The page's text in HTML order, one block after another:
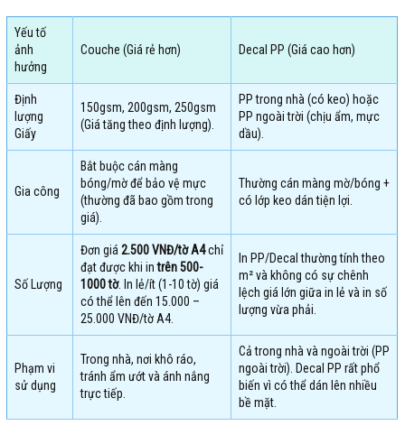
Yếu tố
ảnh
hưởng
Couche (Giá rẻ hơn) Decal PP (Giá cao hơn)
Định
lượng
Giấy
150gsm, 200gsm, 250gsm
(Giá tăng theo định lượng).
PP trong nhà (có keo) hoặc
PP ngoài trời (chịu ẩm, mực
dầu).
Gia công
Bắt buộc cán màng
bóng/mờ để bảo vệ mực
(thường đã bao gồm trong
giá).
Thường cán màng mờ/bóng +
có lớp keo dán tiện lợi.
Số Lượng
Đơn giá2.500 VNĐ/tờ A4chỉ
đạt được khi intrên 500-
1000 tờ. In lẻ/ít (1-10 tờ) giá
có thể lên đến 15.000 –
25.000 VNĐ/tờ A4.
In PP/Decal thường tính theo
m² và không có sự chênh
lệch giá lớn giữa in lẻ và in số
lượng vừa phải.
Phạm vi
sử dụng
Trong nhà, nơi khô ráo,
tránh ẩm ướt và ánh nắng
trực tiếp.
Cả trong nhà và ngoài trời (PP
ngoài trời). Decal PP rất phổ
biến vì có thể dán lên nhiều
bề mặt.